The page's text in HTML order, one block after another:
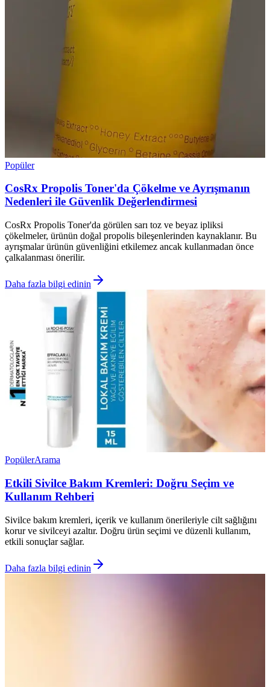
Popüler
CosRx Propolis Toner'da Çökelme ve Ayrışmanın
Nedenleri ile Güvenlik Değerlendirmesi
CosRx Propolis Toner'da görülen sarı toz ve beyaz ipliksi
çökelmeler, ürünün doğal propolis bileşenlerinden kaynaklanır. Bu
ayrışmalar ürünün güvenliğini etkilemez ancak kullanmadan önce
çalkalanması önerilir.
Daha fazla bilgi edinin
PopülerArama
Etkili Sivilce Bakım Kremleri: Doğru Seçim ve
Kullanım Rehberi
Sivilce bakım kremleri, içerik ve kullanım önerileriyle cilt sağlığını
korur ve sivilceyi azaltır. Doğru ürün seçimi ve düzenli kullanım,
etkili sonuçlar sağlar.
Daha fazla bilgi edinin